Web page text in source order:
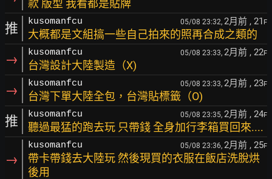
款 版型 我看都是貼牌
推 kusomanfcu 05/08 23:32, 2月前 , 21 F
大概都是文組搞一些自己拍來的照再合成之類的
→ kusomanfcu 05/08 23:33, 2月前 , 22F
台灣設計大陸製造（X)
→ kusomanfcu 05/08 23:33, 2月前 , 23F
台灣下單大陸全包，台灣貼標籤（O)
推 kusomanfcu 05/08 23:35, 2月前 , 24F
聽過最猛的跑去玩 只帶錢 全身加行李箱買回來....
→
kusomanfcu 05/08 23:36, 2月前 , 25F
帶卡帶錢去大陸玩 然後現買的衣服在飯店洗脫烘
後用